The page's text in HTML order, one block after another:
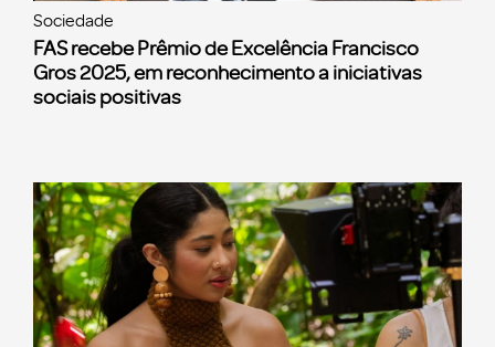
Sociedade
FAS recebe Prêmio de Excelência Francisco
Gros 2025, em reconhecimento a iniciativas
sociais positivas